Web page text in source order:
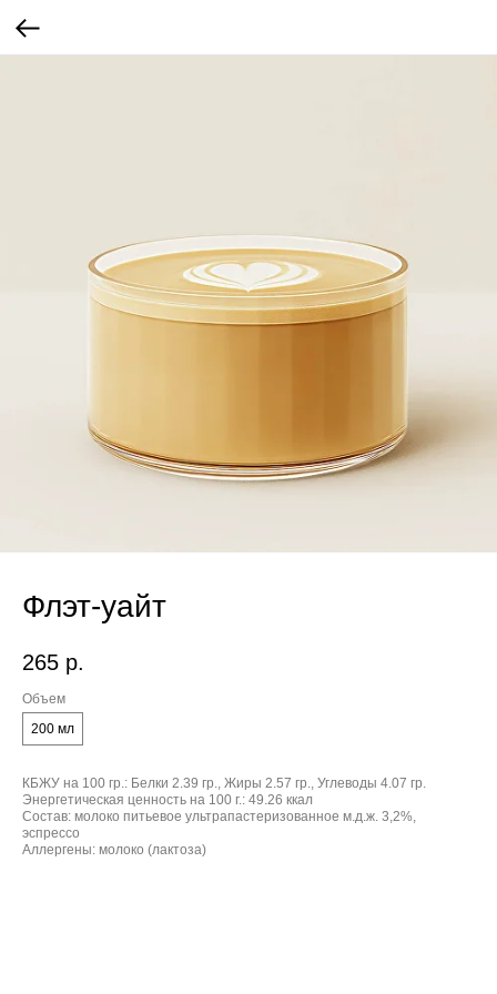
Флэт-уайт
265 р.
Объем
200 мл
КБЖУ на 100 гр.: Белки 2.39 гр., Жиры 2.57 гр., Углеводы 4.07 гр.
Энергетическая ценность на 100 г.: 49.26 ккал
Состав: молоко питьевое ультрапастеризованное м.д.ж. 3,2%,
эспрессо
Аллергены: молоко (лактоза)